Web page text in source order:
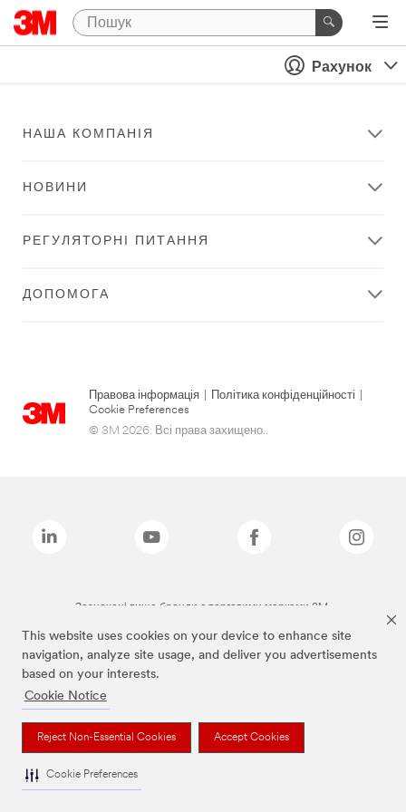
This website uses cookies on your device to enhance site
navigation, analyze site usage, and deliver you advertisements
based on your interests.
Cookie Notice
Reject Non-Essential Cookies Accept Cookies
Cookie Preferences
Рахунок
НАША КОМПАНІЯ
НОВИНИ
РЕГУЛЯТОРНІ ПИТАННЯ
ДОПОМОГА
Правова інформація Політика конфіденційності
Cookie Preferences
© 3M 2026. Всі права захищено..
Зазначені вище бренди є торговими марками 3M.